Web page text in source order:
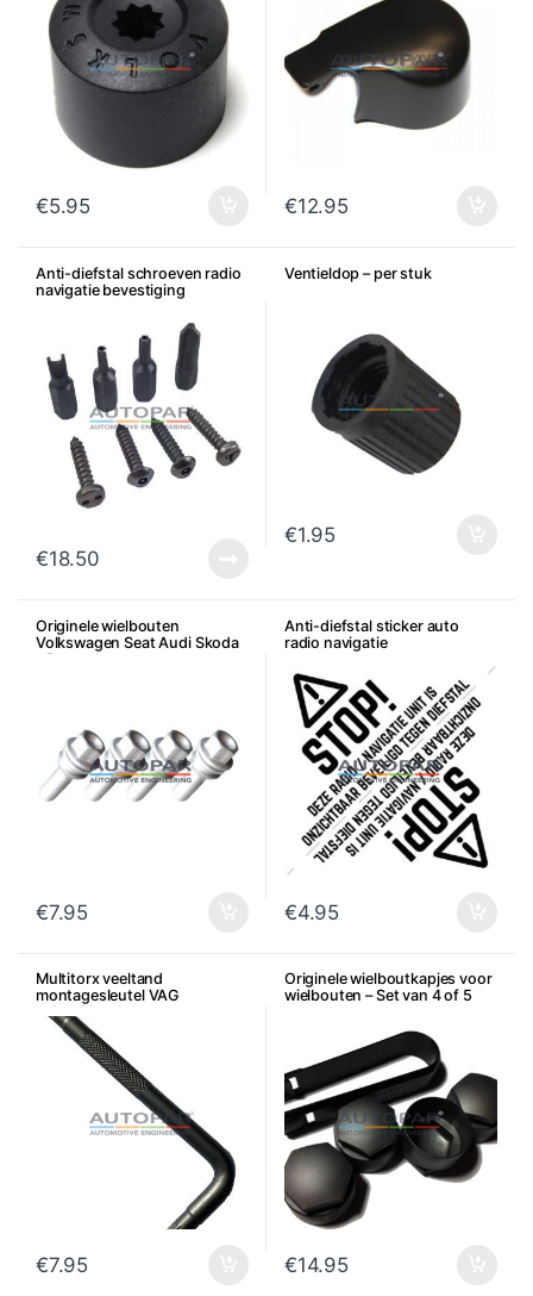
€5.95 €12.95
Anti-diefstal schroeven radio
navigatie bevestiging
€18.50
Ventieldop – per stuk
€1.95
Originele wielbouten
Volkswagen Seat Audi Skoda
– Per stuk
€7.95
Anti-diefstal sticker auto
radio navigatie
€4.95
Multitorx veeltand
montagesleutel VAG
achterklepslot
€7.95
Originele wielboutkapjes voor
wielbouten – Set van 4 of 5
€14.95